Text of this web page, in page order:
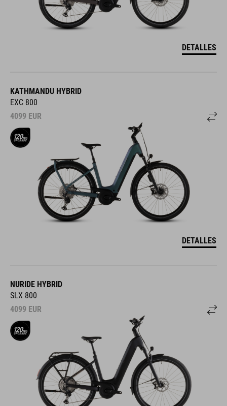
DETALLES
KATHMANDU HYBRID
EXC 800
4099 EUR
DETALLES
NURIDE HYBRID
SLX 800
4099 EUR